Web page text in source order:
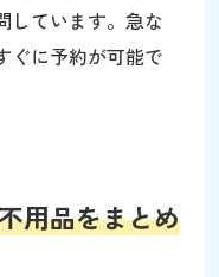
しています。急な
ぐに予約が可能で
用品をまとめ